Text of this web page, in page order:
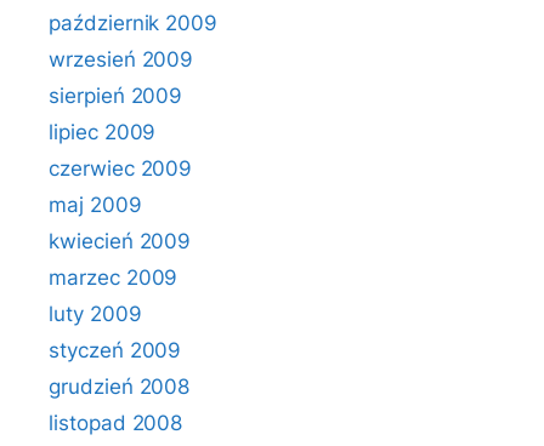
październik 2009
wrzesień 2009
sierpień 2009
lipiec 2009
czerwiec 2009
maj 2009
kwiecień 2009
marzec 2009
luty 2009
styczeń 2009
grudzień 2008
listopad 2008